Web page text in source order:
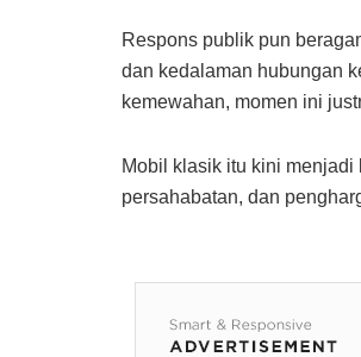
Respons publik pun
dan kedalaman hubungan
kemewahan, momen ini
Mobil klasik itu kini
persahabatan, dan